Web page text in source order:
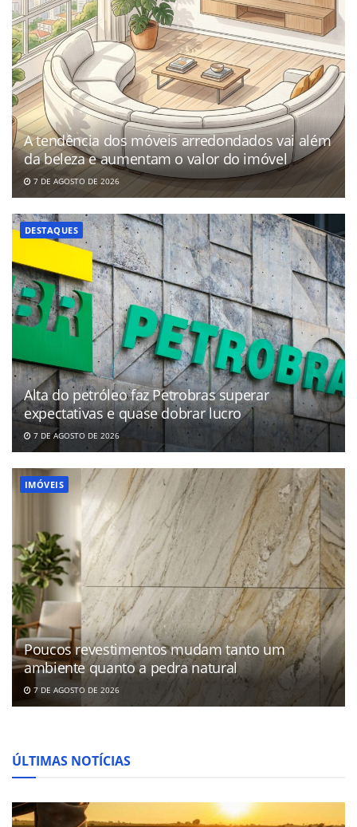
A tendência dos móveis arredondados vai além
da beleza e aumentam o valor do imóvel
7 DE AGOSTO DE 2026
DESTAQUES
Alta do petróleo faz Petrobras superar
expectativas e quase dobrar lucro
7 DE AGOSTO DE 2026
IMÓVEIS
Poucos revestimentos mudam tanto um
ambiente quanto a pedra natural
7 DE AGOSTO DE 2026
ÚLTIMAS NOTÍCIAS